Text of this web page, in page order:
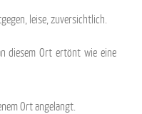
leise, zuversichtlich.
diesem Ort ertönt wie eine
Ort angelangt.